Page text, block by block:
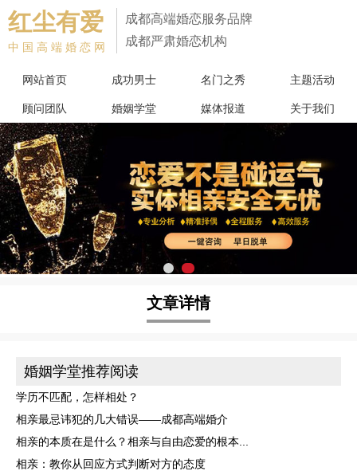
红尘有爱
中国高端婚恋网
成都高端婚恋服务品牌
成都严肃婚恋机构
网站首页 成功男士 名门之秀 主题活动
顾问团队 婚姻学堂 媒体报道 关于我们
文章详情
婚姻学堂推荐阅读
学历不匹配，怎样相处？
相亲最忌讳犯的几大错误——成都高端婚介
相亲的本质在是什么？相亲与自由恋爱的根本...
相亲：教你从回应方式判断对方的态度